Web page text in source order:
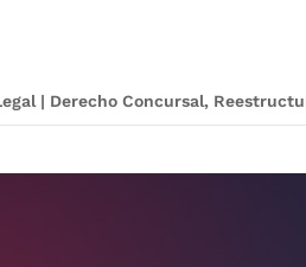
| Derecho Concursal,